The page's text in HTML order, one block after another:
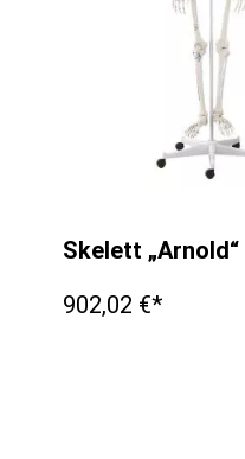
Skelett
902,02 €*